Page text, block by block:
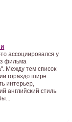
ассоциировался у
фильма
Между тем список
гораздо шире.
интерьер,
английский стиль